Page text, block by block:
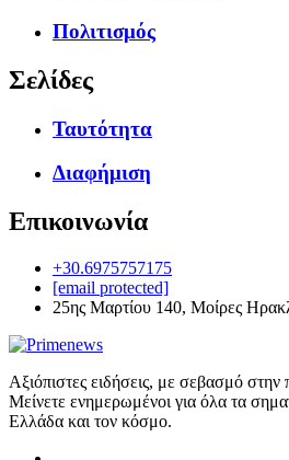
Πολιτισμός
Σελίδες
Ταυτότητα
Διαφήμιση
Επικοινωνία
+30.6975757175
[email protected]
25ης Μαρτίου 140, Μοίρες
Αξιόπιστες ειδήσεις, με σεβασμό
Μείνετε ενημερωμένοι για όλα τα
Ελλάδα και τον κόσμο.